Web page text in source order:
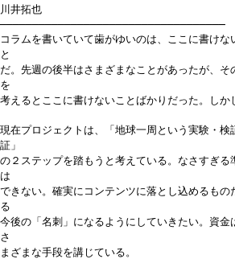
川井拓也
───────────────────────────────────
コラムを書いていて歯がゆいのは、ここに書けな
と
だ。先週の後半はさまざまなことがあったが、そ
を
考えるとここに書けないことばかりだった。しか
現在プロジェクトは、「地球一周という実験・検
証」
の２ステップを踏もうと考えている。なさすぎる
は
できない。確実にコンテンツに落とし込めるもの
る
今後の「名刺」になるようにしていきたい。資金
さ
まざまな手段を講じている。